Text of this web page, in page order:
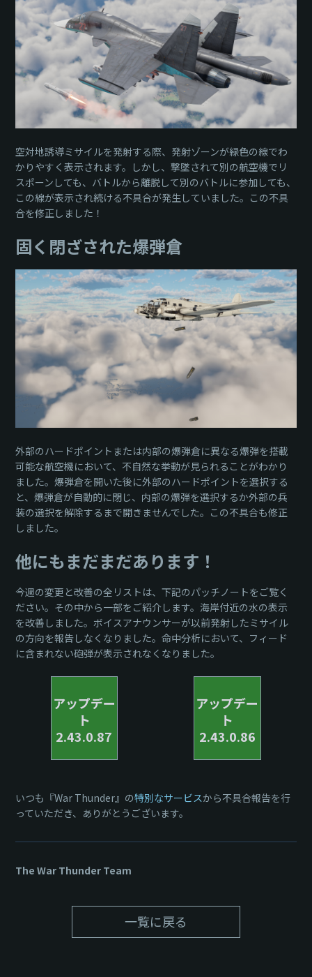
空対地誘導ミサイルを発射する際、発射ゾーンが緑色の線でわ
かりやすく表示されます。しかし、撃墜されて別の航空機でリ
スポーンしても、バトルから離脱して別のバトルに参加しても、
この線が表示され続ける不具合が発生していました。この不具
合を修正しました！
固く閉ざされた爆弾倉
外部のハードポイントまたは内部の爆弾倉に異なる爆弾を搭載
可能な航空機において、不自然な挙動が見られることがわかり
ました。爆弾倉を開いた後に外部のハードポイントを選択する
と、爆弾倉が自動的に閉じ、内部の爆弾を選択するか外部の兵
装の選択を解除するまで開きませんでした。この不具合も修正
しました。
他にもまだまだあります！
今週の変更と改善の全リストは、下記のパッチノートをご覧く
ださい。その中から一部をご紹介します。海岸付近の水の表示
を改善しました。ボイスアナウンサーが以前発射したミサイル
の方向を報告しなくなりました。命中分析において、フィード
に含まれない砲弾が表示されなくなりました。
アップデー
ト
2.43.0.87
アップデー
ト
2.43.0.86
いつも『War Thunder』の特別なサービスから不具合報告を行
っていただき、ありがとうございます。
The War Thunder Team
一覧に戻る